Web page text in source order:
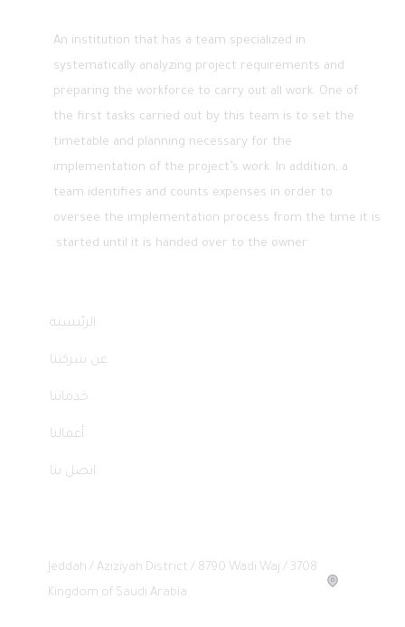
An institution that has a team specialized in
systematically analyzing project requirements and
preparing the workforce to carry out all work. One of
the first tasks carried out by this team is to set the
timetable and planning necessary for the
implementation of the project’s work. In addition, a
team identifies and counts expenses in order to
oversee the implementation process from the time it is
started until it is handed over to the owner.
الرئيسية
عن شركتنا
خدماتنا
أعمالنا
اتصل بنا
Jeddah / Aziziyah District / 8790 Wadi Waj / 3708
Kingdom of Saudi Arabia